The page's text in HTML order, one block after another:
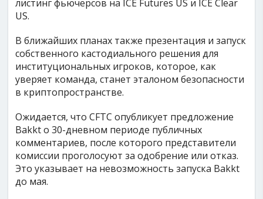
листинг фьючерсов на ICE Futures US и ICE Clear
US.
В ближайших планах также презентация и запуск
собственного кастодиального решения для
институциональных игроков, которое, как
уверяет команда, станет эталоном безопасности
в криптопространстве.
Ожидается, что CFTC опубликует предложение
Bakkt о 30-дневном периоде публичных
комментариев, после которого представители
комиссии проголосуют за одобрение или отказ.
Это указывает на невозможность запуска Bakkt
до мая.